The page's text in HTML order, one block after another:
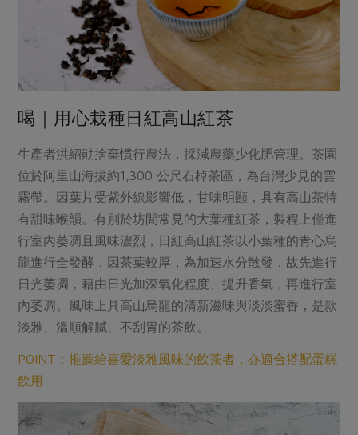
優惠專區
素食專區
高麗菜海鮮煎餅
地區活動
社務會議 地區活動
活動報下載
喝｜用心栽種日紅高山紅茶
生產者洪紹勛捨棄慣行農法，採減農藥少化肥管理。茶園
位於阿里山海拔約1,300 公尺石棹茶區，為台灣少見的雲
霧帶。因葉片受紫外線影響低，甘味明顯，具有高山茶特
有甜味喉韻。有別於坊間常見的大葉種紅茶，製程上僅進
行室內萎凋且風味濃烈，日紅高山紅茶以小葉種的青心烏
龍進行全發酵，因茶葉較厚，為加速水分散發，故先進行
日光萎凋，藉由日光加深氧化程度、提升香氣，再進行室
內萎凋。風味上具高山烏龍的清新滋味與淡淡蜜香，是款
淡雅、溫順解膩、不刮胃的茶飲。
POINT：推薦給喜愛淡雅風味的飲茶者，亦適合搭配蛋糕
飲用